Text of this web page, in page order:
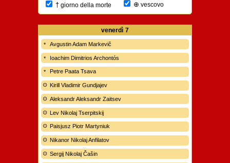
†giorno della morte ⊕ vescovo
venerdì 7
Avgustin Adam Markevič
Ioachim Dimitrios Archontós
Petre Paata Tsava
Kirill Vladimir Gundjajev
Aleksandr Aleksandr Zaitsev
Lev Nikolaj Tserpitskij
Paisjusz Piotr Martyniuk
Nikanor Nikolaj Anfilatov
Sergij Nikolaj Čašin